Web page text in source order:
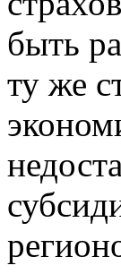
быть
ту же